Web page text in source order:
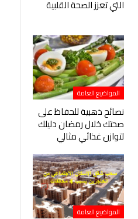
التي تعزز الصحة القلبية
المواضيع العامة
نصائح ذهبية للحفاظ على
صحتك خلال رمضان دليلك
لتوازن غذائي مثالي
المواضيع العامة